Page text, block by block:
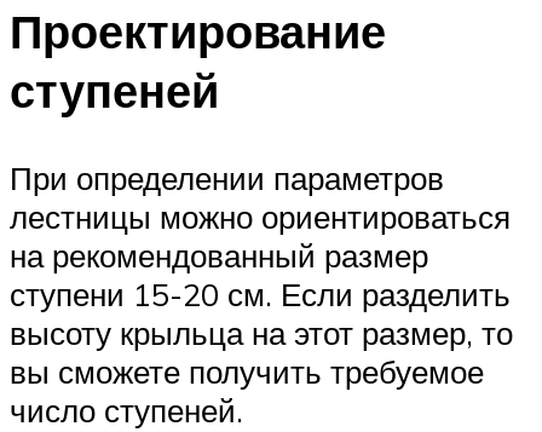
Проектирование
ступеней
При определении параметров
лестницы можно ориентироваться
на рекомендованный размер
ступени 15-20 см. Если разделить
высоту крыльца на этот размер, то
вы сможете получить требуемое
число ступеней.